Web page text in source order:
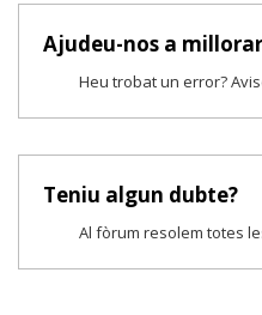
Ajudeu-nos a millorar
Heu trobat un error?
Teniu algun dubte?
Al fòrum resolem totes